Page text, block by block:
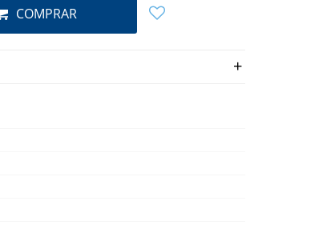
COMPRAR